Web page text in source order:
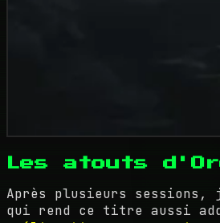
Les atouts
Après plusieurs
qui rend ce titre aussi